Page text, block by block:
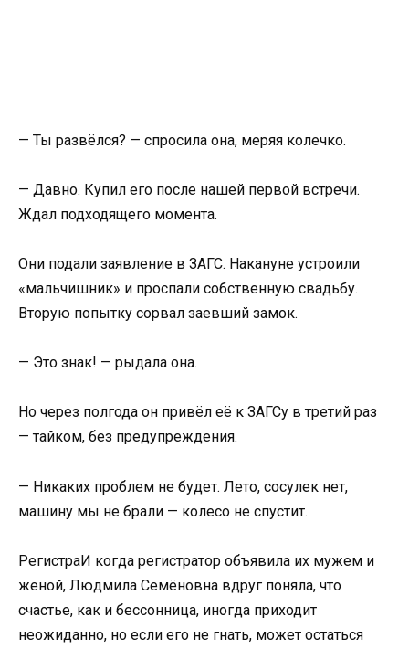
— Ты развёлся? — спросила она, меряя колечко.
— Давно. Купил его после нашей первой встречи.
Ждал подходящего момента.
Они подали заявление в ЗАГС. Накануне устроили
«мальчишник» и проспали собственную свадьбу.
Вторую попытку сорвал заевший замок.
— Это знак! — рыдала она.
Но через полгода он привёл её к ЗАГСу в третий раз
— тайком, без предупреждения.
— Никаких проблем не будет. Лето, сосулек нет,
машину мы не брали — колесо не спустит.
РегистраИ когда регистратор объявила их мужем и
женой, Людмила Семёновна вдруг поняла, что
счастье, как и бессонница, иногда приходит
неожиданно, но если его не гнать, может остаться